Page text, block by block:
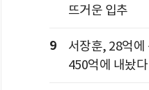
뜨거운 입추
9
서장훈, 28억에
450억에 내놨다